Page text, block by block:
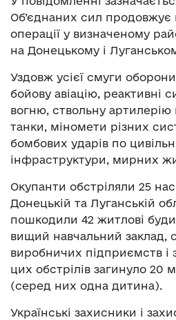
Об’єднаних сил продовжує
операції у визначеному
на Донецькому і
Уздовж усієї смуги
бойову авіацію, реактивні
вогню, ствольну артилерію
танки, міномети різних
бомбових ударів по
інфраструктури, мирних
Окупанти обстріляли 25
Донецькій та Луганській
пошкодили 42 житлові
вищий навчальний заклад,
виробничих підприємств і
цих обстрілів загинуло 20
(серед них одна дитина).
Українські захисники і